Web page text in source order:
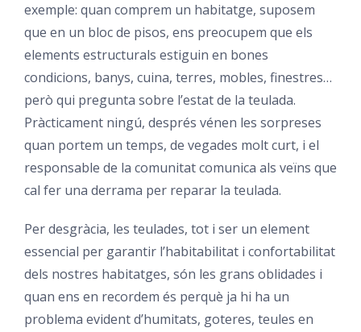
exemple: quan comprem un habitatge, suposem
que en un bloc de pisos, ens preocupem que els
elements estructurals estiguin en bones
condicions, banys, cuina, terres, mobles, finestres…
però qui pregunta sobre l’estat de la teulada.
Pràcticament ningú, després vénen les sorpreses
quan portem un temps, de vegades molt curt, i el
responsable de la comunitat comunica als veïns que
cal fer una derrama per reparar la teulada.
Per desgràcia, les teulades, tot i ser un element
essencial per garantir l’habitabilitat i confortabilitat
dels nostres habitatges, són les grans oblidades i
quan ens en recordem és perquè ja hi ha un
problema evident d’humitats, goteres, teules en